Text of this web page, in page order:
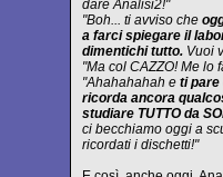
dare Analisi2!"
"Boh... ti avviso che
a farci spiegare il
dimentichi tutto. Vuoi
"Ma col CAZZO! Me lo
"Ahahahahah e ti pare
ricorda ancora
studiare TUTTO da
ci becchiamo oggi a
ricordati i dischetti!"